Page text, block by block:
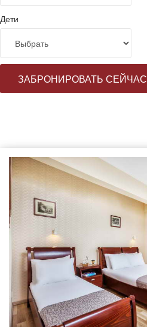
Дети
ЗАБРОНИРОВАТЬ СЕЙЧАС